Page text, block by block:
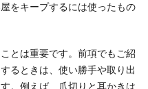
をキープするには使ったもの
とは重要です。前項でもご紹
るときは、使い勝手や取り出
。例えば、爪切りと耳かきは